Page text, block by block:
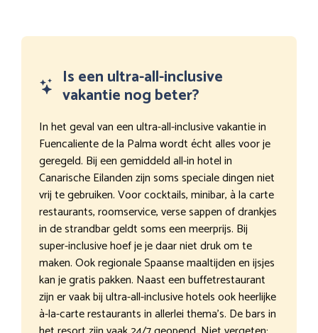
Is een ultra-all-inclusive
vakantie nog beter?
In het geval van een ultra-all-inclusive vakantie in
Fuencaliente de la Palma wordt écht alles voor je
geregeld. Bij een gemiddeld all-in hotel in
Canarische Eilanden zijn soms speciale dingen niet
vrij te gebruiken. Voor cocktails, minibar, à la carte
restaurants, roomservice, verse sappen of drankjes
in de strandbar geldt soms een meerprijs. Bij
super-inclusive hoef je je daar niet druk om te
maken. Ook regionale Spaanse maaltijden en ijsjes
kan je gratis pakken. Naast een buffetrestaurant
zijn er vaak bij ultra-all-inclusive hotels ook heerlijke
à-la-carte restaurants in allerlei thema’s. De bars in